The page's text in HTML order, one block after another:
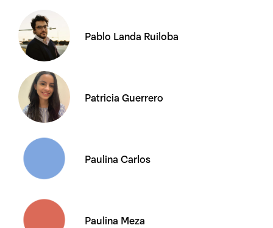
Pablo Landa Ruiloba
Patricia Guerrero
Paulina Carlos
Paulina Meza